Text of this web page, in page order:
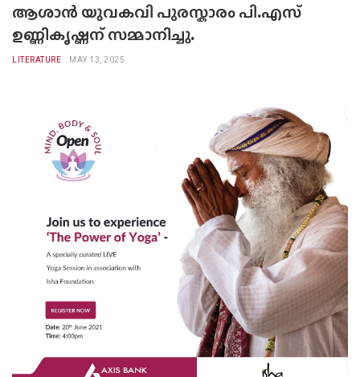
ആശാന്‍ യുവകവി പുരസ്കാരം പി.എസ്
ഉണ്ണികൃഷ്ണന് സമ്മാനിച്ചു.
LITERATURE MAY 13, 2025